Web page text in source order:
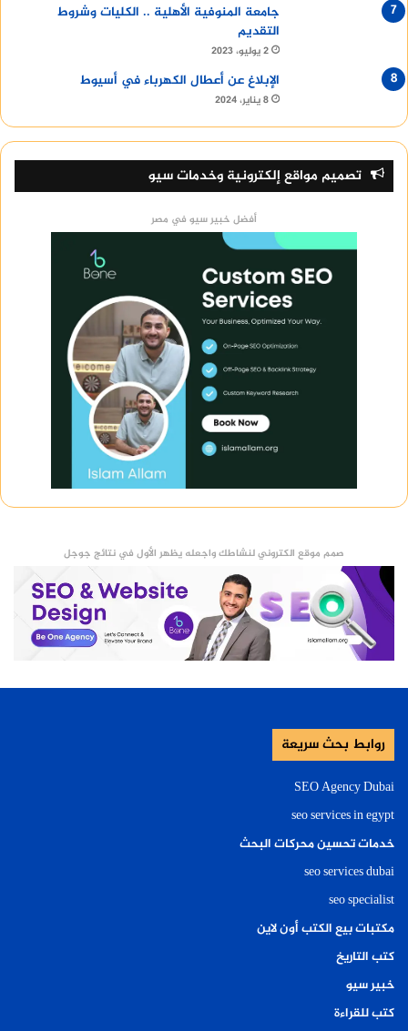
جامعة المنوفية الأهلية .. الكليات وشروط
التقديم
2 يوليو، 2023
الإبلاغ عن أعطال الكهرباء في أسيوط
8 يناير، 2024
تصميم مواقع إلكترونية وخدمات سيو
أفضل خبير سيو في مصر
صمم موقع الكتروني لنشاطك واجعله يظهر الأول في نتائج جوجل
روابط بحث سريعة
SEO Agency Dubai
seo services in egypt
خدمات تحسين محركات البحث
seo services dubai
seo specialist
مكتبات بيع الكتب أون لاين
كتب التاريخ
خبير سيو
كتب للقراءة